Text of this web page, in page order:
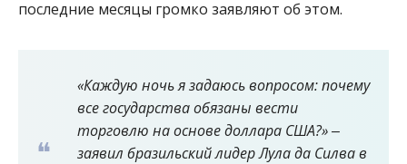
последние месяцы громко заявляют об этом.
«Каждую ночь я задаюсь вопросом: почему
все государства обязаны вести
торговлю на основе доллара США?» ‒
заявил бразильский лидер Лула да Силва в